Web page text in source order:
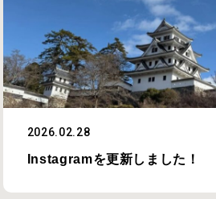
2026.02.28
Instagramを更新しました！